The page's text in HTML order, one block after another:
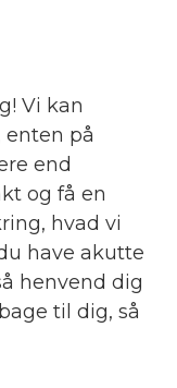
Vi kan
på
end
og få en
hvad vi
have akutte
henvend dig
til dig, så